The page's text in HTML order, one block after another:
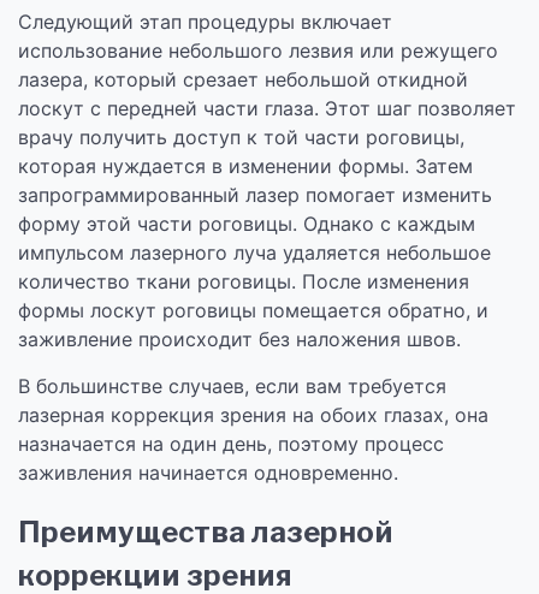
Следующий этап процедуры включает
использование небольшого лезвия или режущего
лазера, который срезает небольшой откидной
лоскут с передней части глаза. Этот шаг позволяет
врачу получить доступ к той части роговицы,
которая нуждается в изменении формы. Затем
запрограммированный лазер помогает изменить
форму этой части роговицы. Однако с каждым
импульсом лазерного луча удаляется небольшое
количество ткани роговицы. После изменения
формы лоскут роговицы помещается обратно, и
заживление происходит без наложения швов.
В большинстве случаев, если вам требуется
лазерная коррекция зрения на обоих глазах, она
назначается на один день, поэтому процесс
заживления начинается одновременно.
Преимущества лазерной
коррекции зрения